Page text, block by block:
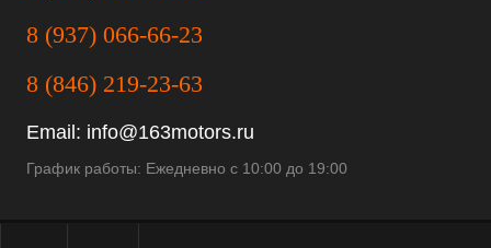
8 (937) 066-66-23
8 (846) 219-23-63
Email: info@163motors.ru
График работы: Ежедневно с 10:00 до 19:00